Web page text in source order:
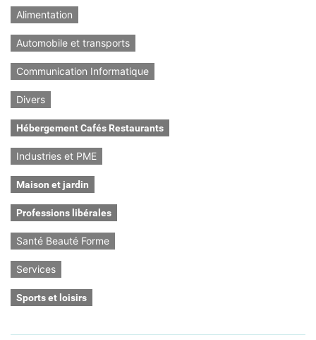
Alimentation
Automobile et transports
Communication Informatique
Divers
Hébergement Cafés Restaurants
Industries et PME
Maison et jardin
Professions libérales
Santé Beauté Forme
Services
Sports et loisirs